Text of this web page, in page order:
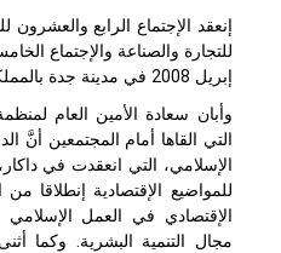
إنعقد الإجتماع الرابع والعشرون
إبريل 2008 في مدينة جدة بالمملكة العربية السعودية.
وأبان سعادة الأمين العام
التي القاها أمام المجتمعين أنَّ
الإسلامي، التي انعقدت في داكار،
للمواضيع الإقتصادية إنطلاقا من
الإقتصادي في العمل الإسلامي
مجال التنمية البشرية. وكما